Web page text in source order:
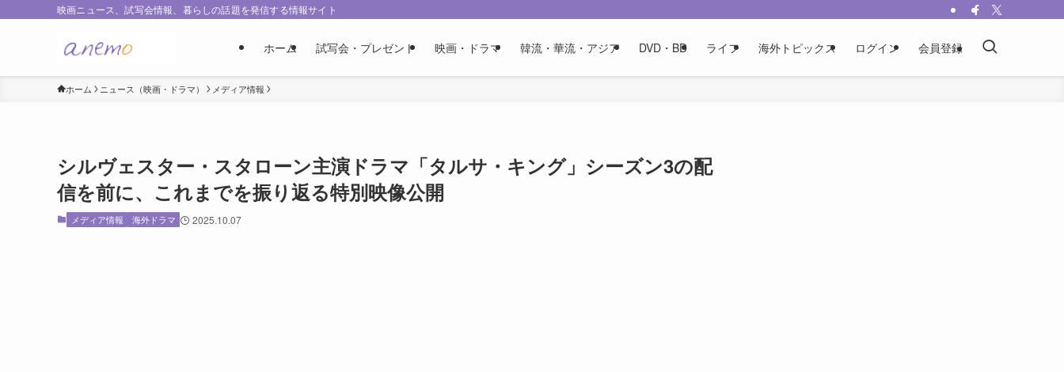
映画ニュース、試写会情報、暮らしの話題を発信する情報サイト
ホーム 試写会・プレゼント 映画・ドラマ 韓流・華流・アジア DVD・BD ライフ 海外トピックス ログイン 会員登録
ホーム ニュース（映画・ドラマ） メディア情報
シルヴェスター・スタローン主演ドラマ「タルサ・キング」シーズン3の配
信を前に、これまでを振り返る特別映像公開
メディア情報 海外ドラマ 2025.10.07